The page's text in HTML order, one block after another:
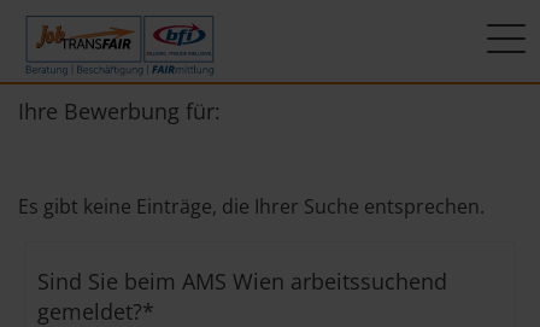
Ihre Bewerbung für:
Es gibt keine Einträge, die Ihrer Suche entsprechen.
Sind Sie beim AMS Wien arbeitssuchend
gemeldet?*
Mein Weg zum Job
Beschäftigung
FAIRmittlung
ÜBER UNS
KI-Manifest
Ergebnisse
Interner Bereich
JobImpuls
Zeiterfassung